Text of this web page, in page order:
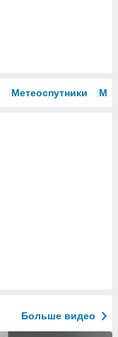
Метеоспутники
Больше видео